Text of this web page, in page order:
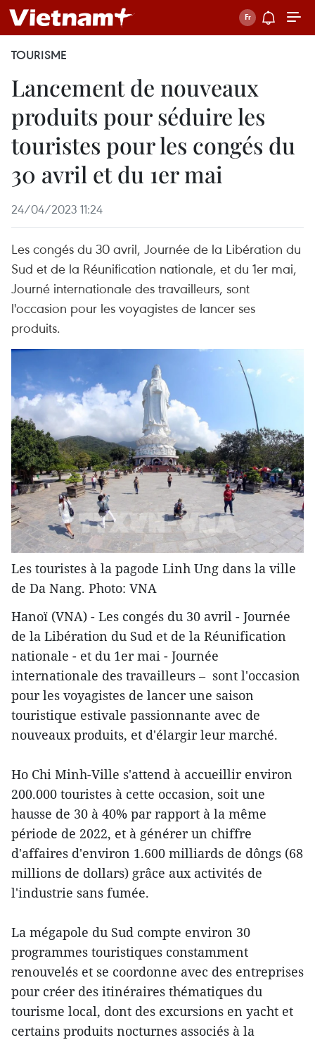
TOURISME
Lancement de nouveaux
produits pour séduire les
touristes pour les congés du
30 avril et du 1er mai
24/04/2023 11:24
Les congés du 30 avril, Journée de la Libération du
Sud et de la Réunification nationale, et du 1er mai,
Journé internationale des travailleurs, sont
l'occasion pour les voyagistes de lancer ses
produits.
Les touristes à la pagode Linh Ung dans la ville
de Da Nang. Photo: VNA
Hanoï (VNA) - Les congés du 30 avril - Journée
de la Libération du Sud et de la Réunification
nationale - et du 1er mai - Journée
internationale des travailleurs – sont l'occasion
pour les voyagistes de lancer une saison
touristique estivale passionnante avec de
nouveaux produits, et d'élargir leur marché.
Ho Chi Minh-Ville s'attend à accueillir environ
200.000 touristes à cette occasion, soit une
hausse de 30 à 40% par rapport à la même
période de 2022, et à générer un chiffre
d'affaires d'environ 1.600 milliards de dôngs (68
millions de dollars) grâce aux activités de
l'industrie sans fumée.
La mégapole du Sud compte environ 30
programmes touristiques constamment
renouvelés et se coordonne avec des entreprises
pour créer des itinéraires thématiques du
tourisme local, dont des excursions en yacht et
certains produits nocturnes associés à la